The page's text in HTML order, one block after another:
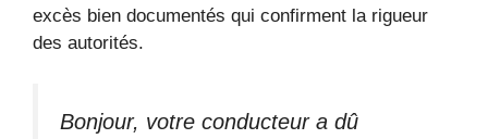
excès bien documentés qui confirment la rigueur
des autorités.
Bonjour, votre conducteur a dû